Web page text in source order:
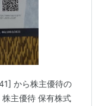
から株主優待の
主優待 保有株式